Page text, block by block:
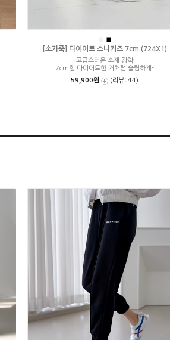
■
[소가죽] 다이어트 스니커즈 7cm (724X1)
고급스러운 소재 장착
7cm힐 다이어트한 거처럼 슬림하게-
59,900원
(리뷰: 44)